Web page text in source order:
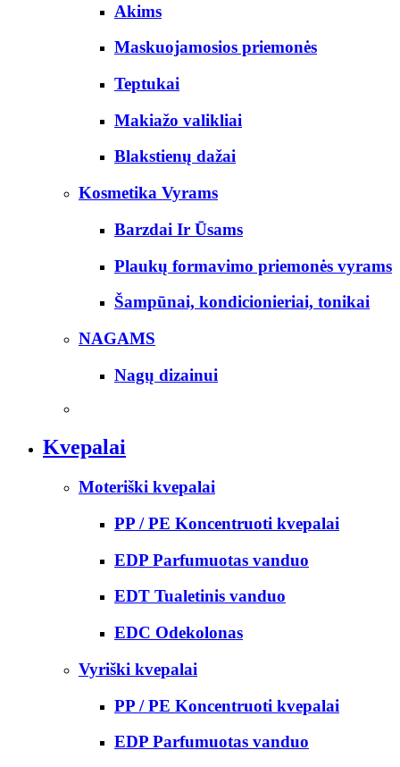
Akims
Maskuojamosios priemonės
Teptukai
Makiažo valikliai
Blakstienų dažai
Kosmetika Vyrams
Barzdai Ir Ūsams
Plaukų formavimo priemonės vyrams
Šampūnai, kondicionieriai, tonikai
NAGAMS
Nagų dizainui
Kvepalai
Moteriški kvepalai
PP / PE Koncentruoti kvepalai
EDP Parfumuotas vanduo
EDT Tualetinis vanduo
EDC Odekolonas
Vyriški kvepalai
PP / PE Koncentruoti kvepalai
EDP Parfumuotas vanduo